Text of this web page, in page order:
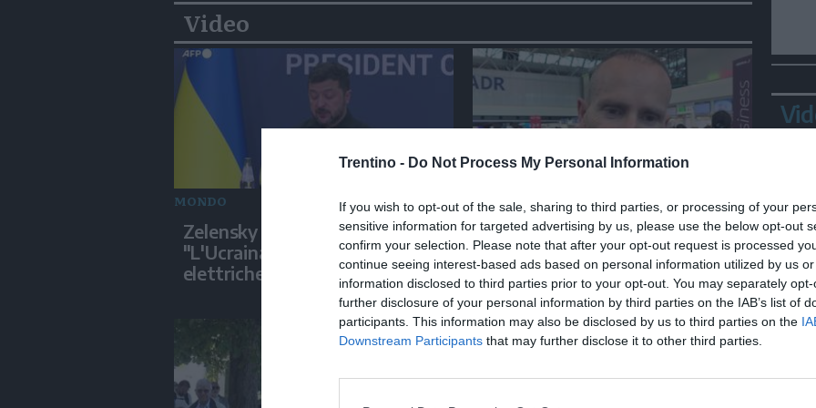
Trentino - Do Not Process My Personal Information
If you wish to opt-out of the sale, sharing to third parties, or processing of your
sensitive information for targeted advertising by us, please use the below opt-out
confirm your selection. Please note that after your opt-out request is processed
continue seeing interest-based ads based on personal information utilized by us
information disclosed to third parties prior to your opt-out. You may separately
further disclosure of your personal information by third parties on the IAB’s list of
participants. This information may also be disclosed by us to third parties on the
Downstream Participants that may further disclose it to other third parties.
Video
MONDO
Zelensky a Belgrado:
"L'Ucraina non ha più centrali
elettriche intatte"
ITALIA
Spagna, gli italiani a Fiumicino
divisi tra preoccupazione e
dispiacere per i controlli